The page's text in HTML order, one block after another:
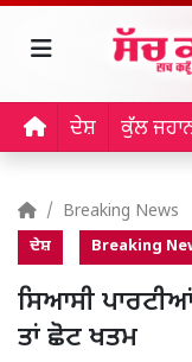
ਦੇਸ਼ ਕੁੱਲ
Breaking News
ਦੇਸ਼ Breaking
ਸਿਆਸੀ
ਤਾਂ ਛੋਟ ਖਤਮ